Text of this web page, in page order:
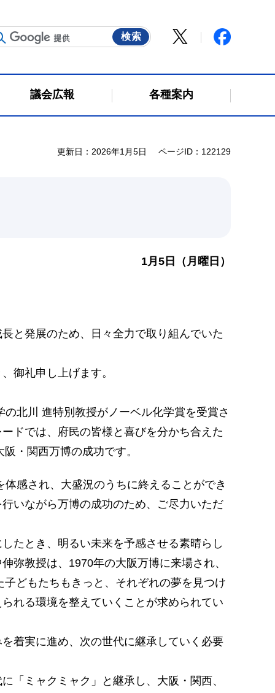
議会広報 各種案内
更新日：2026年1月5日 ページID：122129
1月5日（月曜日）
と発展のため、日々全力で取り組んでいた
御礼申し上げます。
北川 進特別教授がノーベル化学賞を受賞さ
ドでは、府民の皆様と喜びを分かち合えた
・関西万博の成功です。
感され、大盛況のうちに終えることができ
いながら万博の成功のため、ご尽力いただ
たとき、明るい未来を予感させる素晴らし
弥教授は、1970年の大阪万博に来場され、
どもたちもきっと、それぞれの夢を見つけ
れる環境を整えていくことが求められてい
着実に進め、次の世代に継承していく必要
ミャクミャク」と継承し、大阪・関西、